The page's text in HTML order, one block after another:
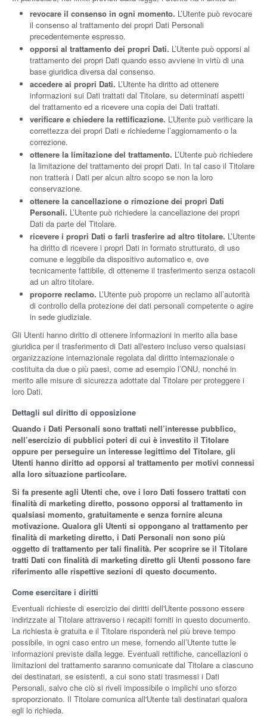
revocare il consenso in ogni momento. L’Utente può revocare
il consenso al trattamento dei propri Dati Personali
precedentemente espresso.
opporsi al trattamento dei propri Dati. L’Utente può opporsi al
trattamento dei propri Dati quando esso avviene in virtù di una
base giuridica diversa dal consenso.
accedere ai propri Dati. L’Utente ha diritto ad ottenere
informazioni sui Dati trattati dal Titolare, su determinati aspetti
del trattamento ed a ricevere una copia dei Dati trattati.
verificare e chiedere la rettificazione. L’Utente può verificare la
correttezza dei propri Dati e richiederne l’aggiornamento o la
correzione.
ottenere la limitazione del trattamento. L’Utente può richiedere
la limitazione del trattamento dei propri Dati. In tal caso il Titolare
non tratterà i Dati per alcun altro scopo se non la loro
conservazione.
ottenere la cancellazione o rimozione dei propri Dati
Personali. L’Utente può richiedere la cancellazione dei propri
Dati da parte del Titolare.
ricevere i propri Dati o farli trasferire ad altro titolare. L’Utente
ha diritto di ricevere i propri Dati in formato strutturato, di uso
comune e leggibile da dispositivo automatico e, ove
tecnicamente fattibile, di ottenerne il trasferimento senza ostacoli
ad un altro titolare.
proporre reclamo. L’Utente può proporre un reclamo all’autorità
di controllo della protezione dei dati personali competente o agire
in sede giudiziale.
Gli Utenti hanno diritto di ottenere informazioni in merito alla base
giuridica per il trasferimento di Dati all'estero incluso verso qualsiasi
organizzazione internazionale regolata dal diritto internazionale o
costituita da due o più paesi, come ad esempio l’ONU, nonché in
merito alle misure di sicurezza adottate dal Titolare per proteggere i
loro Dati.
Dettagli sul diritto di opposizione
Quando i Dati Personali sono trattati nell’interesse pubblico,
nell’esercizio di pubblici poteri di cui è investito il Titolare
oppure per perseguire un interesse legittimo del Titolare, gli
Utenti hanno diritto ad opporsi al trattamento per motivi connessi
alla loro situazione particolare.
Si fa presente agli Utenti che, ove i loro Dati fossero trattati con
finalità di marketing diretto, possono opporsi al trattamento in
qualsiasi momento, gratuitamente e senza fornire alcuna
motivazione. Qualora gli Utenti si oppongano al trattamento per
finalità di marketing diretto, i Dati Personali non sono più
oggetto di trattamento per tali finalità. Per scoprire se il Titolare
tratti Dati con finalità di marketing diretto gli Utenti possono fare
riferimento alle rispettive sezioni di questo documento.
Come esercitare i diritti
Eventuali richieste di esercizio dei diritti dell'Utente possono essere
indirizzate al Titolare attraverso i recapiti forniti in questo documento.
La richiesta è gratuita e il Titolare risponderà nel più breve tempo
possibile, in ogni caso entro un mese, fornendo all’Utente tutte le
informazioni previste dalla legge. Eventuali rettifiche, cancellazioni o
limitazioni del trattamento saranno comunicate dal Titolare a ciascuno
dei destinatari, se esistenti, a cui sono stati trasmessi i Dati
Personali, salvo che ciò si riveli impossibile o implichi uno sforzo
sproporzionato. Il Titolare comunica all'Utente tali destinatari qualora
egli lo richieda.